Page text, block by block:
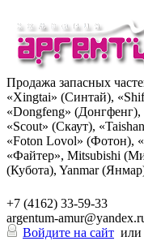
Продажа запасных
«Xingtai» (Синтай),
«Dongfeng»
«Scout» (Скаут),
«Foton Lovol» (Фотон),
«Файтер», Mitsubishi
(Кубота), Yanmar
+7 (4162) 33-59-33
argentum-
Войдите на сайт или